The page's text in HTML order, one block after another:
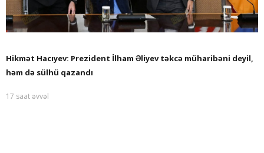
Hikmət Hacıyev: Prezident İlham Əliyev təkcə müharibəni deyil,
həm də sülhü qazandı
17 saat əvvəl